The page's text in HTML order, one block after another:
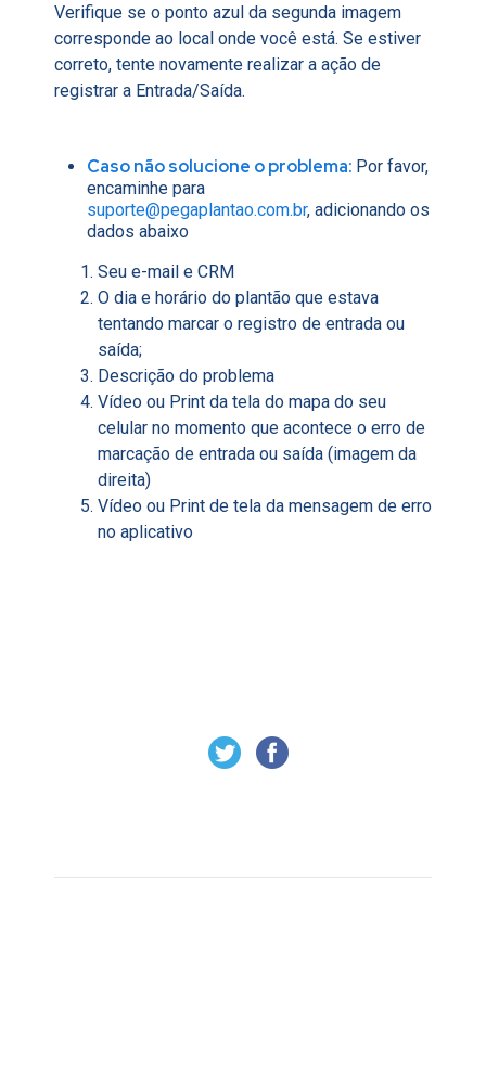
Verifique se o ponto azul da segunda imagem
corresponde ao local onde você está. Se estiver
correto, tente novamente realizar a ação de
registrar a Entrada/Saída.
Caso não solucione o problema: Por favor,
encaminhe para
suporte@pegaplantao.com.br, adicionando os
dados abaixo
Seu e-mail e CRM
O dia e horário do plantão que estava
tentando marcar o registro de entrada ou
saída;
Descrição do problema
Vídeo ou Print da tela do mapa do seu
celular no momento que acontece o erro de
marcação de entrada ou saída (imagem da
direita)
Vídeo ou Print de tela da mensagem de erro
no aplicativo